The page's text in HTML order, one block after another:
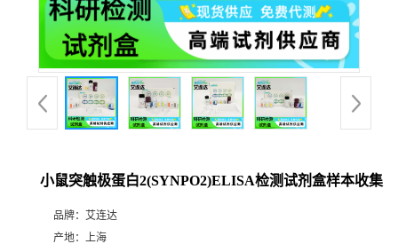
小鼠突触极蛋白2(SYNPO2)ELISA检测试剂盒样本收集
品牌： 艾连达
产地： 上海